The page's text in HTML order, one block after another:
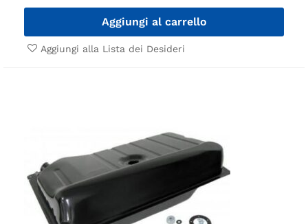
Aggiungi al carrello
Aggiungi alla Lista dei Desideri